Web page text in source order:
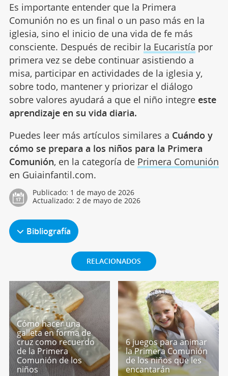
Es importante entender que la Primera
Comunión no es un final o un paso más en la
iglesia, sino el inicio de una vida de fe más
consciente. Después de recibir la Eucaristía por
primera vez se debe continuar asistiendo a
misa, participar en actividades de la iglesia y,
sobre todo, mantener y priorizar el diálogo
sobre valores ayudará a que el niño integre este
aprendizaje en su vida diaria.
Puedes leer más artículos similares a Cuándo y
cómo se prepara a los niños para la Primera
Comunión, en la categoría de Primera Comunión
en Guiainfantil.com.
Publicado: 1 de mayo de 2026
Actualizado: 2 de mayo de 2026
Bibliografía
RELACIONADOS
Cómo hacer una
galleta en forma de
cruz como recuerdo
de la Primera
Comunión de los
niños
6 juegos para animar
la Primera Comunión
de los niños que les
encantarán